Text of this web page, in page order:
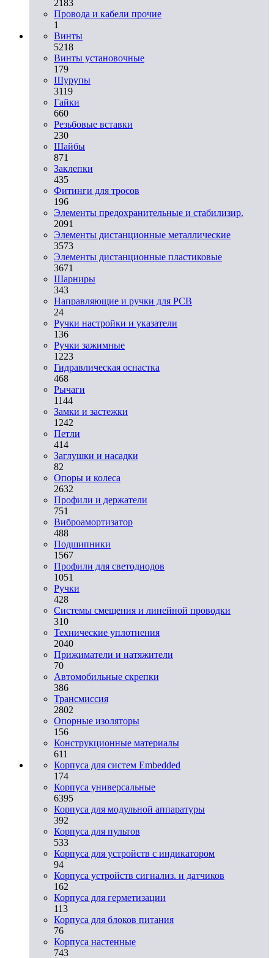
2183
Провода и кабели прочие
1
Винты
5218
Винты установочные
179
Шурупы
3119
Гайки
660
Резьбовые вставки
230
Шайбы
871
Заклепки
435
Фитинги для тросов
196
Элементы предохранительные и стабилизир.
2091
Элементы дистанционные металлические
3573
Элементы дистанционные пластиковые
3671
Шарниры
343
Направляющие и ручки для PCB
24
Ручки настройки и указатели
136
Ручки зажимные
1223
Гидравлическая оснастка
468
Рычаги
1144
Замки и застежки
1242
Петли
414
Заглушки и насадки
82
Опоры и колеса
2632
Профили и держатели
751
Виброамортизатор
488
Подшипники
1567
Профили для светодиодов
1051
Ручки
428
Системы смещения и линейной проводки
310
Технические уплотнения
2040
Прижиматели и натяжители
70
Автомобильные скрепки
386
Трансмиссия
2802
Опорные изоляторы
156
Конструкционные материалы
611
Корпуса для систем Embedded
174
Корпуса универсальные
6395
Корпуса для модульной аппаратуры
392
Корпуса для пультов
533
Корпуса для устройств с индикатором
94
Корпуса устройств сигнализ. и датчиков
162
Корпуса для герметизации
113
Корпуса для блоков питания
76
Корпуса настенные
743